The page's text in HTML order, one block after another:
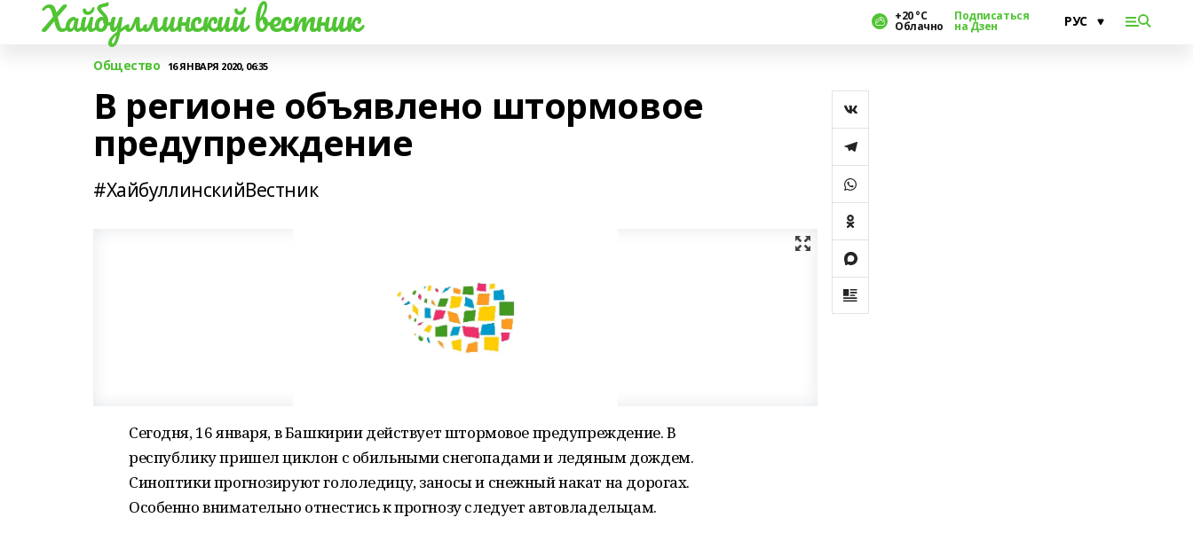
Хайбуллинский вестник +20 °С
Облачно
Подписаться
на Дзен
Общество 16 ЯНВАРЯ 2020, 06:35
В регионе объявлено штормовое
предупреждение
#ХайбуллинскийВестник
Сегодня, 16 января, в Башкирии действует штормовое предупреждение. В
республику пришел циклон с обильными снегопадами и ледяным дождем.
Синоптики прогнозируют гололедицу, заносы и снежный накат на дорогах.
Особенно внимательно отнестись к прогнозу следует автовладельцам.